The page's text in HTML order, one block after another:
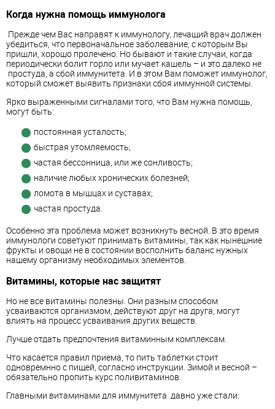
Когда нужна помощь иммунолога
Прежде чем Вас направят к иммунологу, лечащий врач должен
убедиться, что первоначальное заболевание, с которым Вы
пришли, хорошо пролечено. Но бывают и такие случаи, когда
периодически болит горло или мучает кашель – и это далеко не
простуда, а сбой иммунитета. И в этом Вам поможет иммунолог,
который сможет выявить признаки сбоя иммунной системы.
Ярко выраженными сигналами того, что Вам нужна помощь,
могут быть:
постоянная усталость;
быстрая утомляемость;
частая бессонница, или же сонливость;
наличие любых хронических болезней;
ломота в мышцах и суставах;
частая простуда.
Особенно эта проблема может возникнуть весной. В это время
иммунологи советуют принимать витамины, так как нынешние
фрукты и овощи не в состоянии восполнить баланс нужных
нашему организму необходимых элементов.
Витамины, которые нас защитят
Но не все витамины полезны. Они разным способом
усваиваются организмом, действуют друг на друга, могут
влиять на процесс усваивания других веществ.
Лучше отдать предпочтения витаминным комплексам.
Что касается правил приема, то пить таблетки стоит
одновремнно с пищей, согласно инструкции. Зимой и весной –
обязательно пропить курс поливитаминов.
Главными витаминами для иммунитета давно уже стали: